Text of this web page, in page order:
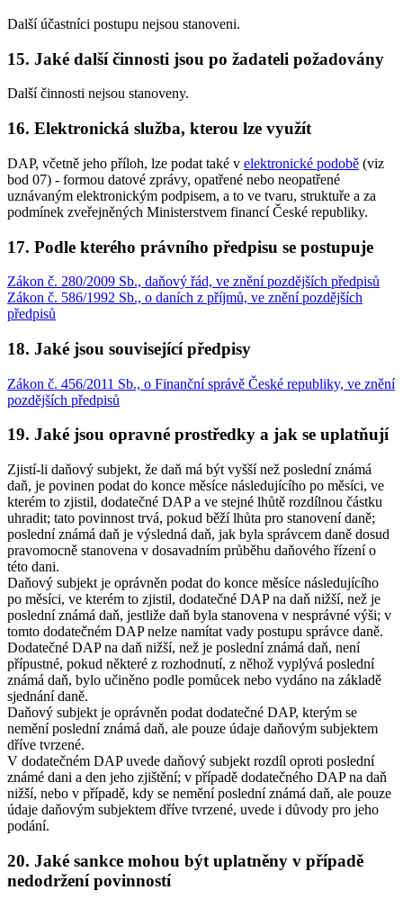
Další účastníci postupu nejsou stanoveni.
15. Jaké další činnosti jsou po žadateli požadovány
Další činnosti nejsou stanoveny.
16. Elektronická služba, kterou lze využít
DAP, včetně jeho příloh, lze podat také v elektronické podobě (viz
bod 07) - formou datové zprávy, opatřené nebo neopatřené
uznávaným elektronickým podpisem, a to ve tvaru, struktuře a za
podmínek zveřejněných Ministerstvem financí České republiky.
17. Podle kterého právního předpisu se postupuje
Zákon č. 280/2009 Sb., daňový řád, ve znění pozdějších předpisů
Zákon č. 586/1992 Sb., o daních z příjmů, ve znění pozdějších
předpisů
18. Jaké jsou související předpisy
Zákon č. 456/2011 Sb., o Finanční správě České republiky, ve znění
pozdějších předpisů
19. Jaké jsou opravné prostředky a jak se uplatňují
Zjistí-li daňový subjekt, že daň má být vyšší než poslední známá
daň, je povinen podat do konce měsíce následujícího po měsíci, ve
kterém to zjistil, dodatečné DAP a ve stejné lhůtě rozdílnou částku
uhradit; tato povinnost trvá, pokud běží lhůta pro stanovení daně;
poslední známá daň je výsledná daň, jak byla správcem daně dosud
pravomocně stanovena v dosavadním průběhu daňového řízení o
této dani.
Daňový subjekt je oprávněn podat do konce měsíce následujícího
po měsíci, ve kterém to zjistil, dodatečné DAP na daň nižší, než je
poslední známá daň, jestliže daň byla stanovena v nesprávné výši; v
tomto dodatečném DAP nelze namítat vady postupu správce daně.
Dodatečné DAP na daň nižší, než je poslední známá daň, není
přípustné, pokud některé z rozhodnutí, z něhož vyplývá poslední
známá daň, bylo učiněno podle pomůcek nebo vydáno na základě
sjednání daně.
Daňový subjekt je oprávněn podat dodatečné DAP, kterým se
nemění poslední známá daň, ale pouze údaje daňovým subjektem
dříve tvrzené.
V dodatečném DAP uvede daňový subjekt rozdíl oproti poslední
známé dani a den jeho zjištění; v případě dodatečného DAP na daň
nižší, nebo v případě, kdy se nemění poslední známá daň, ale pouze
údaje daňovým subjektem dříve tvrzené, uvede i důvody pro jeho
podání.
20. Jaké sankce mohou být uplatněny v případě
nedodržení povinností